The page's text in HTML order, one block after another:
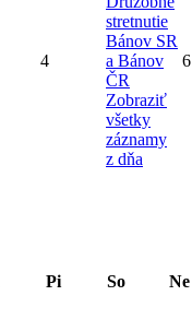
4
stretnutie
Bánov SR
a Bánov
ČR
Zobraziť
všetky
záznamy
z dňa
6
Pi So
Ne